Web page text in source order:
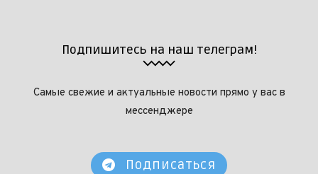
Подпишитесь на наш телеграм!
Самые свежие и актуальные новости прямо у вас в
мессенджере
Подписаться